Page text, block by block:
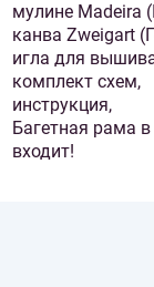
мулине Madeira
канва Zweigart
игла для
комплект схем,
инструкция,
Багетная рама
входит!